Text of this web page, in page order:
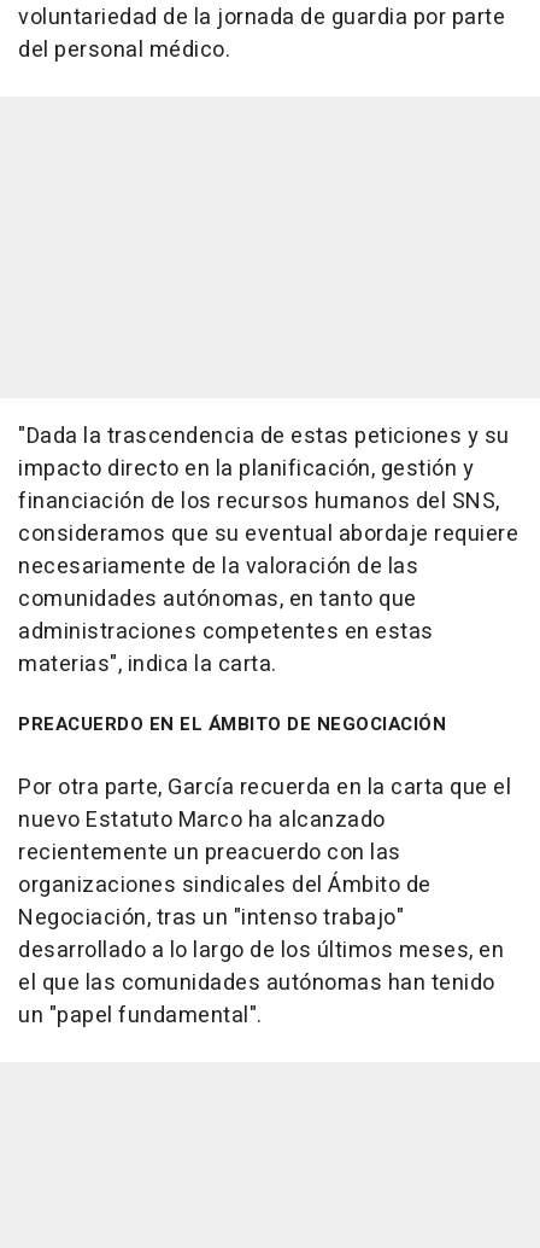
voluntariedad de la jornada de guardia por parte
del personal médico.
"Dada la trascendencia de estas peticiones y su
impacto directo en la planificación, gestión y
financiación de los recursos humanos del SNS,
consideramos que su eventual abordaje requiere
necesariamente de la valoración de las
comunidades autónomas, en tanto que
administraciones competentes en estas
materias", indica la carta.
PREACUERDO EN EL ÁMBITO DE NEGOCIACIÓN
Por otra parte, García recuerda en la carta que el
nuevo Estatuto Marco ha alcanzado
recientemente un preacuerdo con las
organizaciones sindicales del Ámbito de
Negociación, tras un "intenso trabajo"
desarrollado a lo largo de los últimos meses, en
el que las comunidades autónomas han tenido
un "papel fundamental".